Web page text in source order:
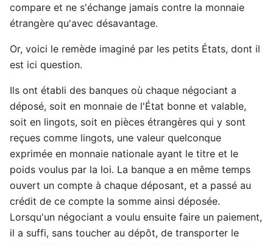
compare et ne s'échange jamais contre la monnaie
étrangère qu'avec désavantage.
Or, voici le remède imaginé par les petits États, dont il
est ici question.
Ils ont établi des banques où chaque négociant a
déposé, soit en monnaie de l'État bonne et valable,
soit en lingots, soit en pièces étrangères qui y sont
reçues comme lingots, une valeur quelconque
exprimée en monnaie nationale ayant le titre et le
poids voulus par la loi. La banque a en même temps
ouvert un compte à chaque déposant, et a passé au
crédit de ce compte la somme ainsi déposée.
Lorsqu'un négociant a voulu ensuite faire un paiement,
il a suffi, sans toucher au dépôt, de transporter le